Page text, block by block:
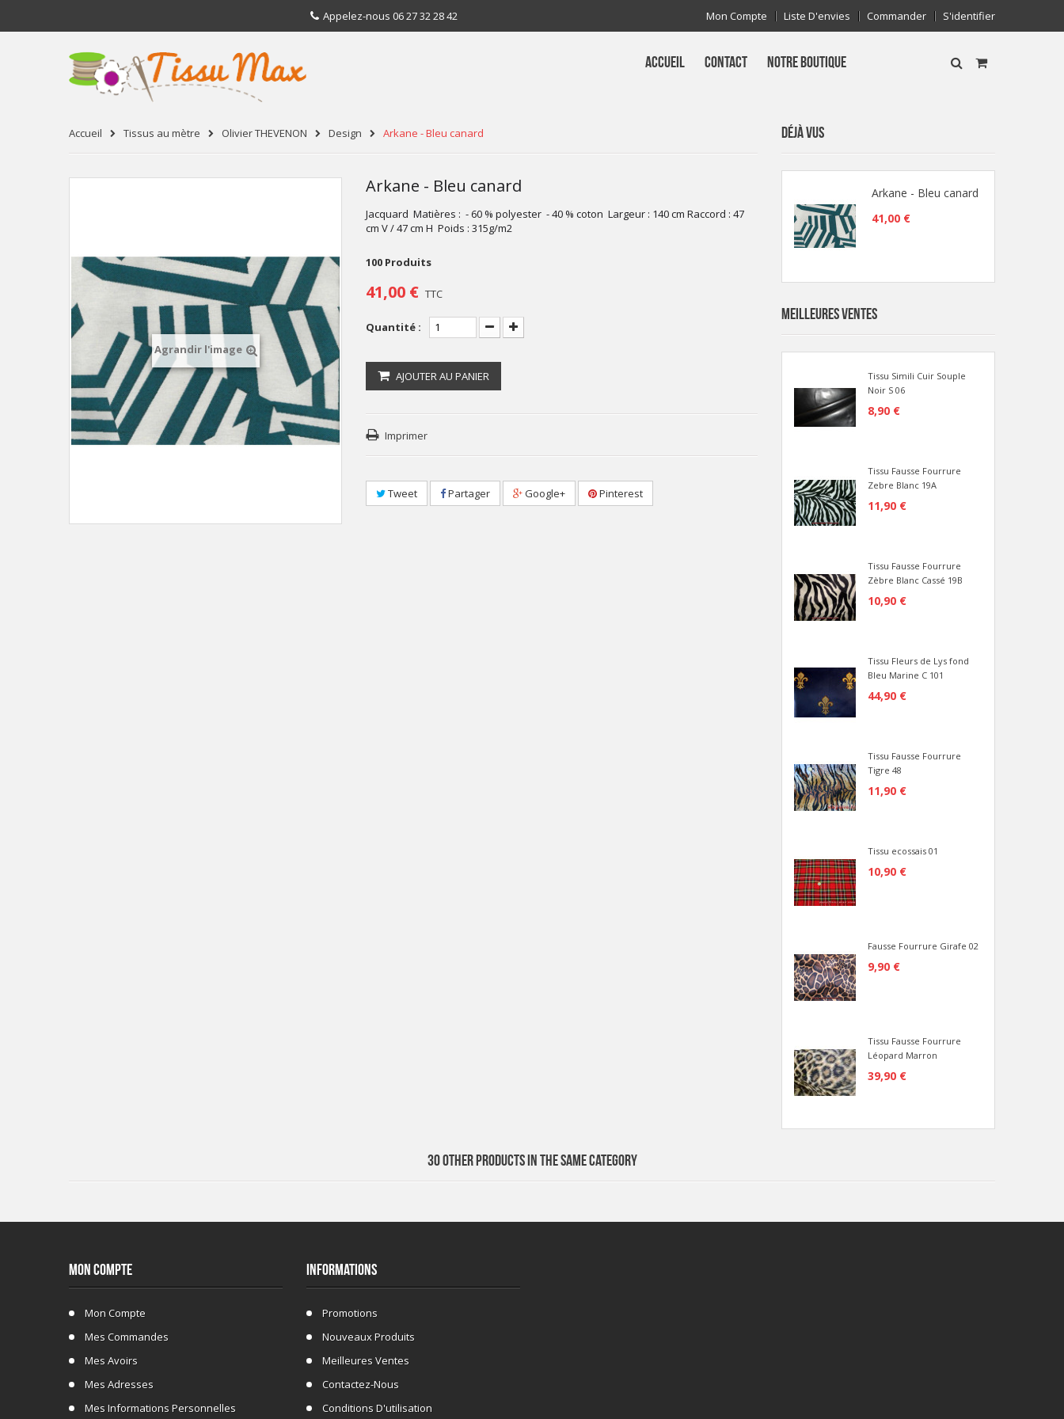
Mon Compte Liste D'envies Commander S'identifier
Appelez-nous 06 27 32 28 42
ACCUEIL CONTACT NOTRE BOUTIQUE
Accueil Tissus au mètre Olivier THEVENON Design Arkane - Bleu canard
Agrandir l'image
Arkane - Bleu canard
Jacquard Matières : - 60 % polyester - 40 % coton Largeur : 140 cm Raccord : 47
cm V / 47 cm H Poids : 315g/m2
100 Produits
41,00 € TTC
Quantité :
AJOUTER AU PANIER
Imprimer
Tweet Partager Google+ Pinterest
DÉJÀ VUS
Arkane - Bleu canard
41,00 €
MEILLEURES VENTES
Tissu Simili Cuir Souple
Noir S 06
8,90 €
Tissu Fausse Fourrure
Zebre Blanc 19A
11,90 €
Tissu Fausse Fourrure
Zèbre Blanc Cassé 19B
10,90 €
Tissu Fleurs de Lys fond
Bleu Marine C 101
44,90 €
Tissu Fausse Fourrure
Tigre 48
11,90 €
Tissu ecossais 01
10,90 €
Fausse Fourrure Girafe 02
9,90 €
Tissu Fausse Fourrure
Léopard Marron
39,90 €
30 OTHER PRODUCTS IN THE SAME CATEGORY
MON COMPTE
Mon Compte
Mes Commandes
Mes Avoirs
Mes Adresses
Mes Informations Personnelles
INFORMATIONS
Promotions
Nouveaux Produits
Meilleures Ventes
Contactez-Nous
Conditions D'utilisation